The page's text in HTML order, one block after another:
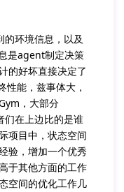
环境信息，以及
是agent制定决策
的好坏直接决定了
性能，兹事体大，
，大部分
在上边比的是谁
项目中，状态空间
验，增加一个优秀
于其他方面的工作
空间的优化工作几